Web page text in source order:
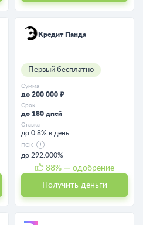
Кредит Панда
Первый бесплатно
Сумма
до 200 000 ₽
Срок
до 180 дней
Ставка
до 0.8% в день
ПСК
до 292.000%
88% — одобрение
Получить деньги